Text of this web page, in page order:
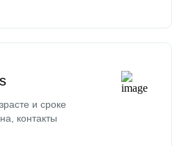
и сроке
контакты